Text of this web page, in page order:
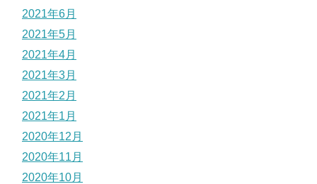
2021年6月
2021年5月
2021年4月
2021年3月
2021年2月
2021年1月
2020年12月
2020年11月
2020年10月